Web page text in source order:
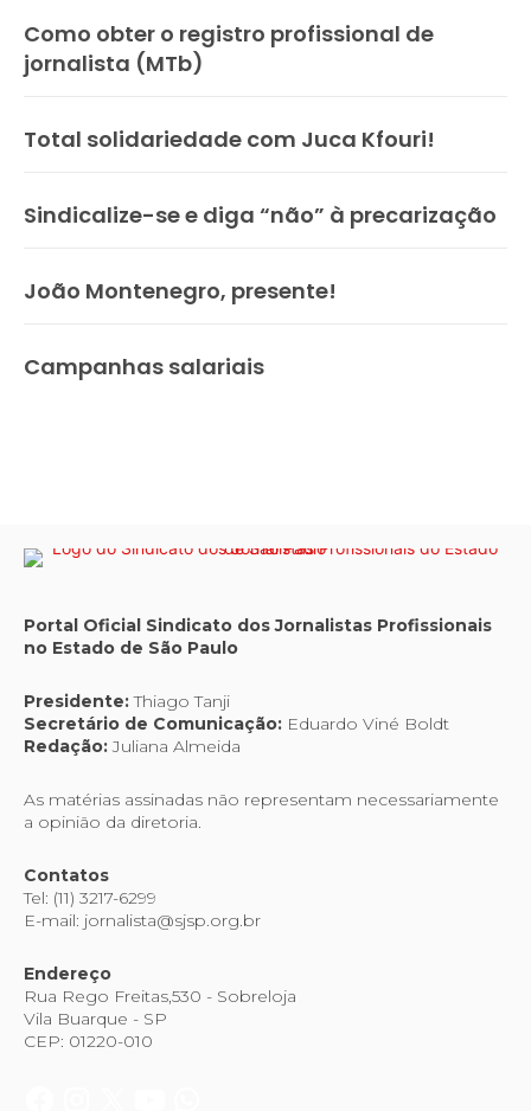
Como obter o registro profissional de
jornalista (MTb)
Total solidariedade com Juca Kfouri!
Sindicalize-se e diga “não” à precarização
João Montenegro, presente!
Campanhas salariais
Portal Oficial Sindicato dos Jornalistas Profissionais
no Estado de São Paulo
Presidente:Thiago Tanji
Secretário de Comunicação: Eduardo Viné Boldt
Redação:Juliana Almeida
As matérias assinadas não representam necessariamente
a opinião da diretoria.
Contatos
Tel: (11) 3217-6299
E-mail: jornalista@sjsp.org.br
Endereço
Rua Rego Freitas,530 - Sobreloja
Vila Buarque - SP
CEP: 01220-010